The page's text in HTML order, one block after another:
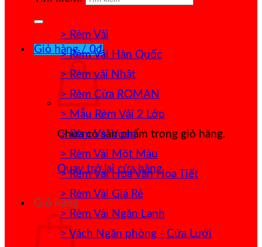
Giỏ hàng /0₫
Chưa có sản phẩm trong giỏ hàng.
Quay trở lại cửa hàng
Giỏ hàng
> Rèm Vải
> Rèm Vải Hàn Quốc
> Rèm vải Nhật
> Rèm Cửa ROMAN
> Mẫu Rèm Vải 2 Lớp
> Rèm Vải Voan
> Rèm Vải Một Màu
> Rèm Vải Hoa Văn Họa Tiết
> Rèm Vải Giá Rẻ
> Rèm Vải Ngăn Lạnh
> Vách Ngăn phòng - Cửa Lưới